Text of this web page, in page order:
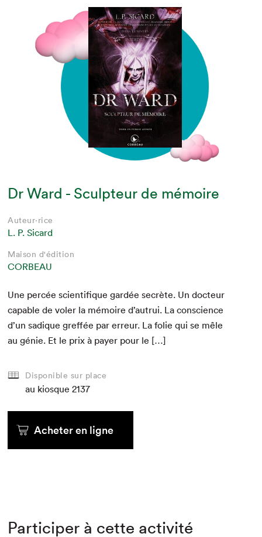
Dr Ward - Sculpteur de mémoire
Auteur·rice
L. P. Sicard
Maison d'édition
CORBEAU
Une per­cée sci­en­tifique gardée secrète. Un doc­teur
capa­ble de vol­er la mémoire d’autrui. La con­science
d’un sadique gref­fée par erreur. La folie qui se mêle
au génie. Et le prix à pay­er pour le […]
Disponible sur place
au kiosque 2137
Acheter en ligne
Participer à cette activité